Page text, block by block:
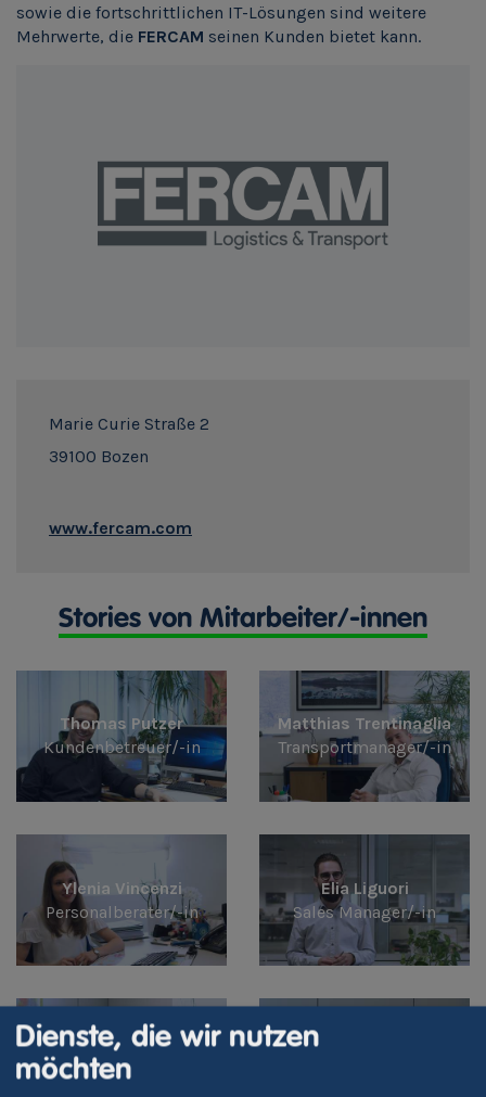
sowie die fortschrittlichen IT-Lösungen sind weitere
Mehrwerte, die FERCAM seinen Kunden bietet kann.
Marie Curie Straße 2
39100 Bozen
www.fercam.com
Stories von Mitarbeiter/-innen
Thomas Putzer
Kundenbetreuer/-in
Matthias Trentinaglia
Transportmanager/-in
Ylenia Vincenzi
Personalberater/-in
Elia Liguori
Sales Manager/-in
Stefania Zeni
Tender Management
Antonio Natale
Dienste, die wir nutzen
möchten